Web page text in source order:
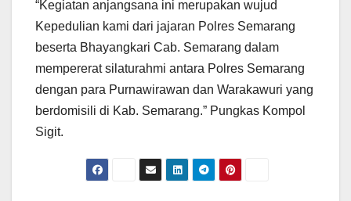
“Kegiatan anjangsana ini merupakan wujud
Kepedulian kami dari jajaran Polres Semarang
beserta Bhayangkari Cab. Semarang dalam
mempererat silaturahmi antara Polres Semarang
dengan para Purnawirawan dan Warakawuri yang
berdomisili di Kab. Semarang.” Pungkas Kompol
Sigit.